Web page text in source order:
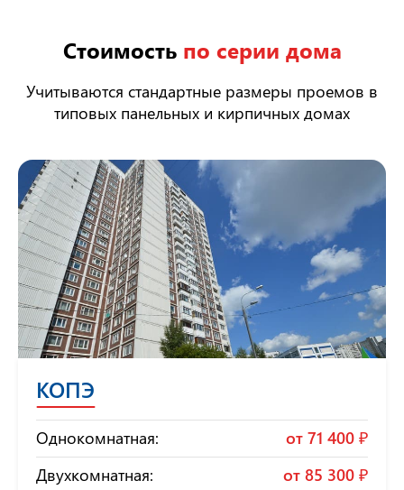
Стоимостьпо серии дома
Учитываются стандартные размеры проемов в
типовых панельных и кирпичных домах
КОПЭ
Однокомнатная: от 71 400 ₽
Двухкомнатная:
от 85 300 ₽